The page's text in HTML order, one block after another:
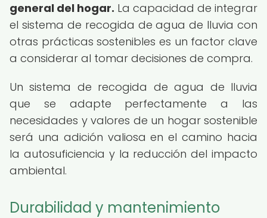
general del hogar. La capacidad de integrar
el sistema de recogida de agua de lluvia con
otras prácticas sostenibles es un factor clave
a considerar al tomar decisiones de compra.
Un sistema de recogida de agua de lluvia
que se adapte perfectamente a las
necesidades y valores de un hogar sostenible
será una adición valiosa en el camino hacia
la autosuficiencia y la reducción del impacto
ambiental.
Durabilidad y mantenimiento